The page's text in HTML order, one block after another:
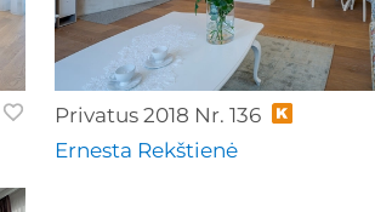
Privatus 2018 Nr. 136
Ernesta Rekštienė